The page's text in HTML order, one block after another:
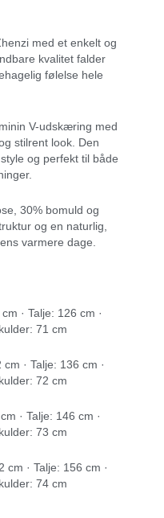
med et enkelt og
kvalitet falder
følelse hele
V-udskæring med
stilrent look. Den
og perfekt til både
30% bomuld og
og en naturlig,
varmere dage.
· Talje: 126 cm ·
71 cm
· Talje: 136 cm ·
72 cm
· Talje: 146 cm ·
73 cm
cm · Talje: 156 cm ·
74 cm